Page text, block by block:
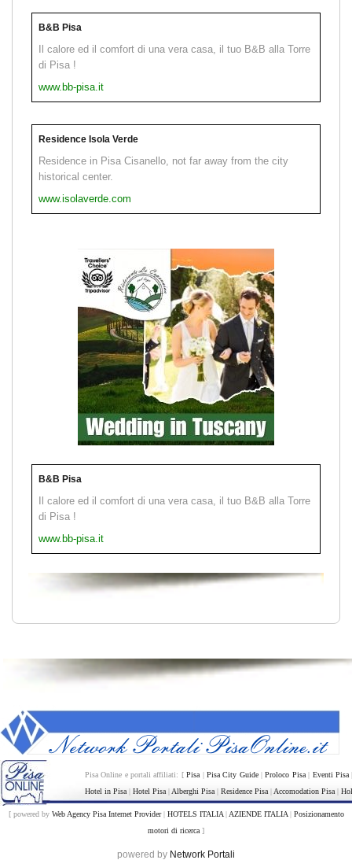
B&B Pisa
Il calore ed il comfort di una vera casa, il tuo B&B alla Torre
di Pisa !
www.bb-pisa.it
Residence Isola Verde
Residence in Pisa Cisanello, not far away from the city
historical center.
www.isolaverde.com
B&B Pisa
Il calore ed il comfort di una vera casa, il tuo B&B alla Torre
di Pisa !
www.bb-pisa.it
Pisa Online e portali affiliati: [Pisa | Pisa City Guide|Proloco Pisa| Eventi Pisa
Hotel in Pisa | Hotel Pisa | Alberghi Pisa | Residence Pisa | Accomodation Pisa |
[ powered by Web Agency Pisa Internet Provider| HOTELS ITALIA| AZIENDE ITALIA| Posizionamento
motori di ricerca ]
powered by Network Portali